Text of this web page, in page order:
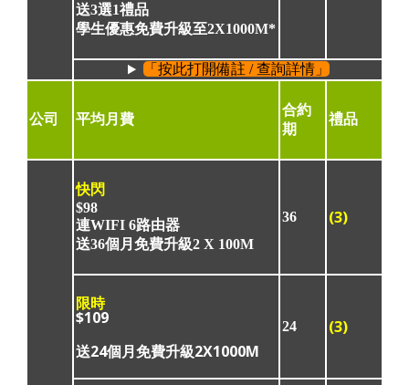
送3選1禮品
學生優惠免費升級至2X1000M*
「按此打開備註 / 查詢詳情」
公司 平均月費
合約
期
禮品
快閃
$98
連WIFI 6路由器
送36個月免費升級2 X 100M
36 (3)
限時
$109
送24個月免費升級2X1000M
24 (3)